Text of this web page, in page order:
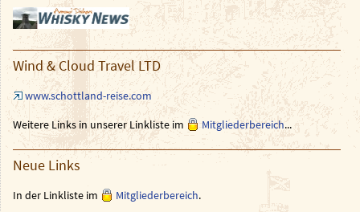
Wind & Cloud Travel LTD
www.schottland-reise.com
Weitere Links in unserer Linkliste im
Mitgliederbereich...
Neue Links
In der Linkliste im Mitgliederbereich.